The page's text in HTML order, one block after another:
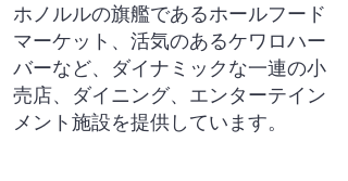
ホノルルの旗艦であるホールフード
マーケット、活気のあるケワロハー
バーなど、ダイナミックな一連の小
売店、ダイニング、エンターテイン
メント施設を提供しています。